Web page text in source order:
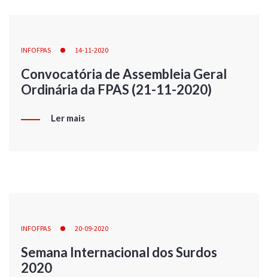
INFOFPAS 14-11-2020
Convocatória de Assembleia Geral
Ordinária da FPAS (21-11-2020)
Ler mais
INFOFPAS 20-09-2020
Semana Internacional dos Surdos
2020